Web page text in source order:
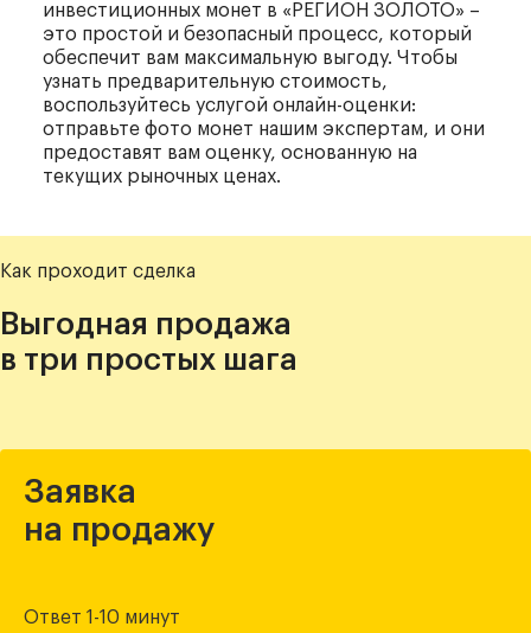
инвестиционных монет в «РЕГИОН ЗОЛОТО» –
это простой и безопасный процесс, который
обеспечит вам максимальную выгоду. Чтобы
узнать предварительную стоимость,
воспользуйтесь услугой онлайн-оценки:
отправьте фото монет нашим экспертам, и они
предоставят вам оценку, основанную на
текущих рыночных ценах.
Как проходит сделка
Выгодная продажа
в три простых шага
Заявка
на продажу
Ответ 1-10 минут